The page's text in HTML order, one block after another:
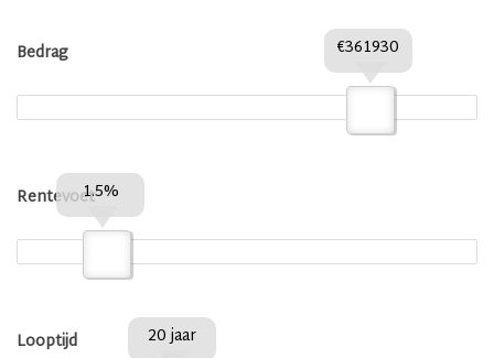
Bedrag €361930
Rentevoet1.5%
Looptijd 20 jaar